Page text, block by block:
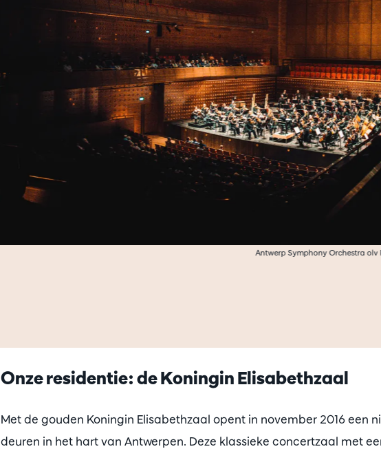
Antwerp Symphony Orchestra olv
Onze residentie: de Koningin Elisabethzaal
Met de gouden Koningin Elisabethzaal opent in november 2016 een
deuren in het hart van Antwerpen. Deze klassieke concertzaal met